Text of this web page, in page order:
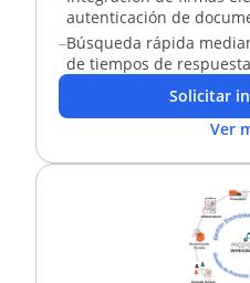
autenticación de
–Búsqueda rápida
de tiempos de
Solicitar
Ver